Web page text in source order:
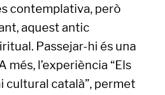
contemplativa, però
aquest antic
Passejar-hi és una
l’experiència “Els
cultural català”, permet